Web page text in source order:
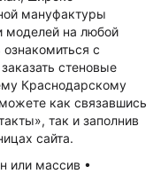
мануфактуры
моделей на любой
с
заказать стеновые
Краснодарскому
как связавшись
так и заполнив
сайта.
или массив •